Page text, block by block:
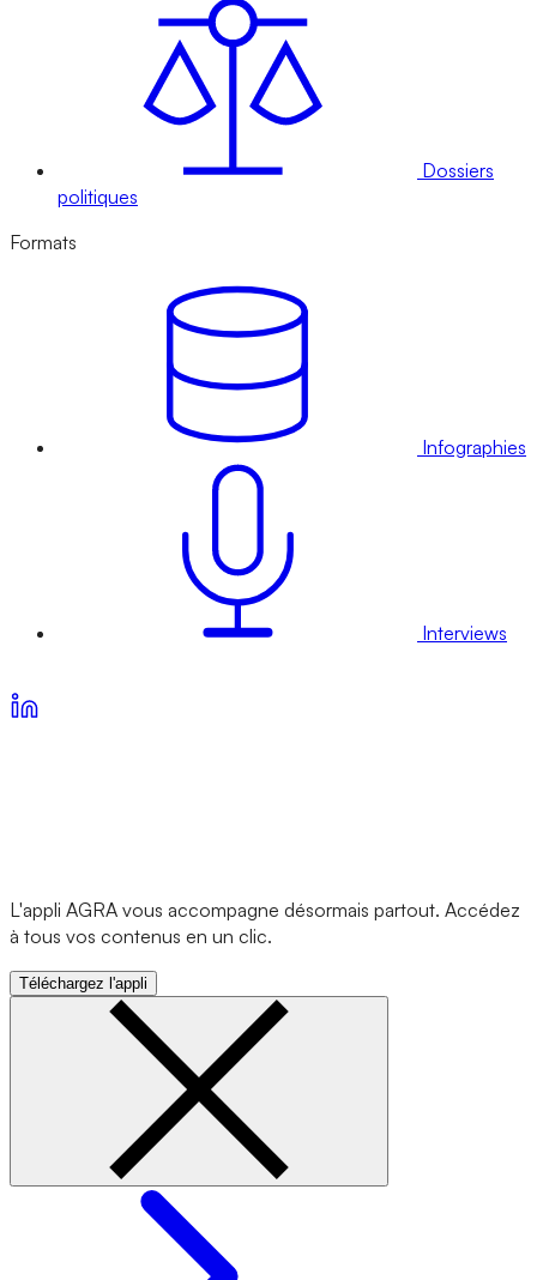
Dossiers
politiques
Formats
Infographies
Interviews
L'appli AGRA vous accompagne désormais partout. Accédez
à tous vos contenus en un clic.
Téléchargez l'appli